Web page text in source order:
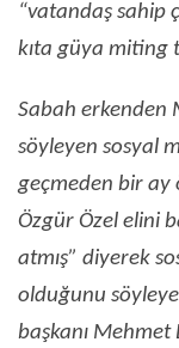
“vatandaş sahip
kıta güya miting
Sabah erkenden
söyleyen sosyal
geçmeden bir ay
Özgür Özel elini
atmış” diyerek
olduğunu
başkanı